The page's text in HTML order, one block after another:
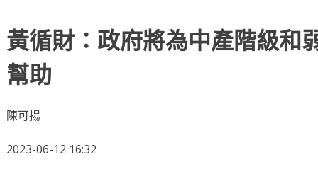
黃循財：政府將為中產階級和
幫助
陳可揚
2023-06-12 16:32